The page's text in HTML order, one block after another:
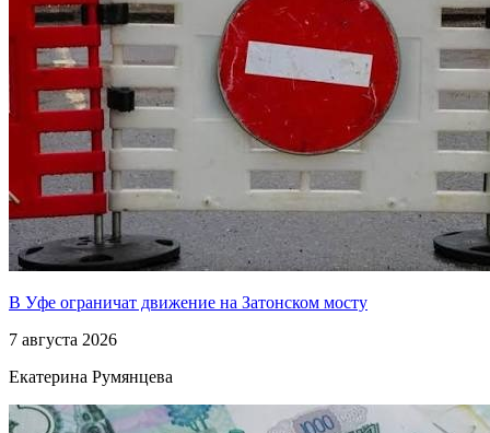
В Уфе ограничат движение на Затонском мосту
7 августа 2026
Екатерина Румянцева